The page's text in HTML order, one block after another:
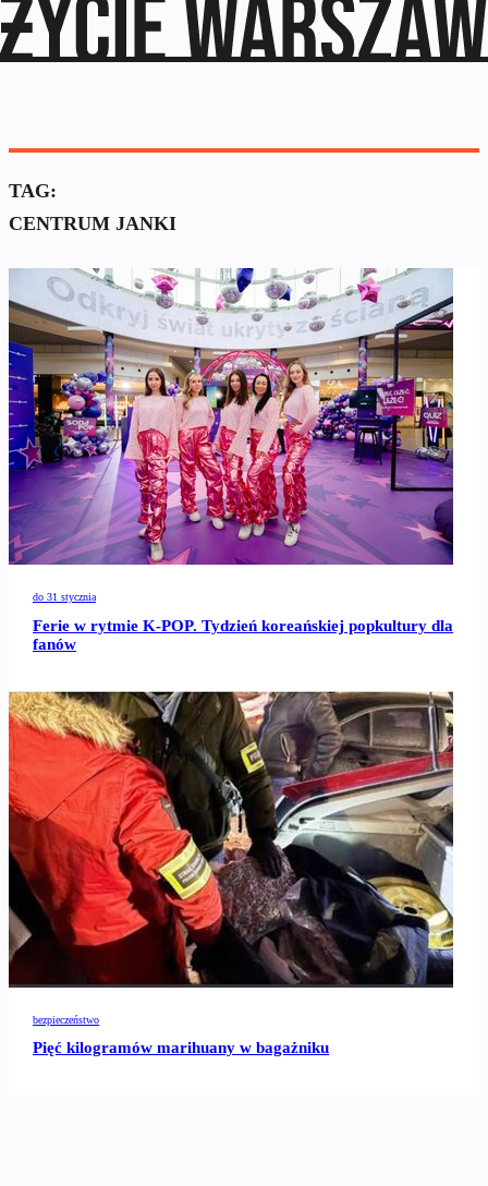
TAG:
CENTRUM JANKI
do 31 stycznia
Ferie w rytmie K-POP. Tydzień koreańskiej popkultury dla
fanów
bezpieczeństwo
Pięć kilogramów marihuany w bagażniku